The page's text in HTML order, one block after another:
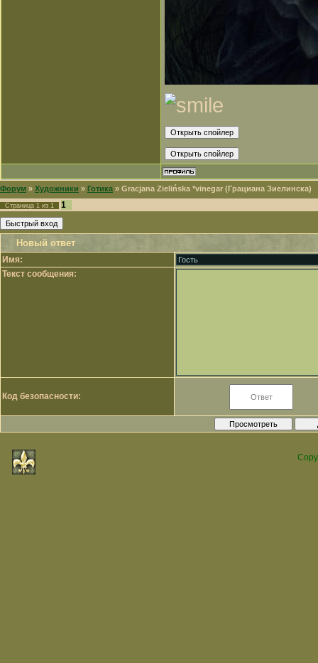
Форум » Художники » Готика » Gracjana Zielińska *vinegar (Грациана Зиелинска)
Страница 1 из 1 1
Новый ответ
Имя:
Текст сообщения:
Код безопасности: